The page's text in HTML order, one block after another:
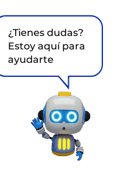
¿Tienes dudas?
Estoy aquí para
ayudarte